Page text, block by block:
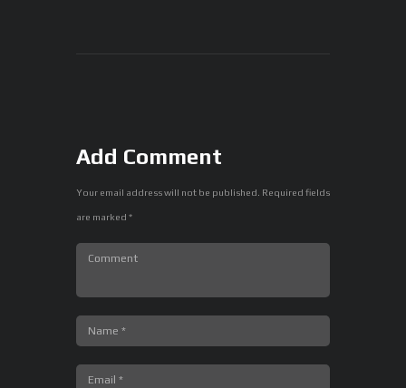
Add Comment
Your email address will not be published. Required fields
are marked *